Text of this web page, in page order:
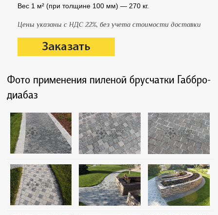
Вес 1 м² (при толщине 100 мм) — 270 кг.
Цены указаны с НДС 22%, без учета стоимости доставки
Фото применения пиленой брусчатки Габбро-
диабаз